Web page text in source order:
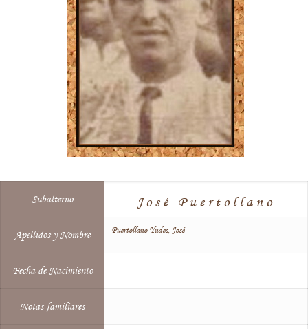
Subalterno José Puertollano
Apellidos y Nombre Puertollano Yudes, José
Fecha de Nacimiento
Notas familiares